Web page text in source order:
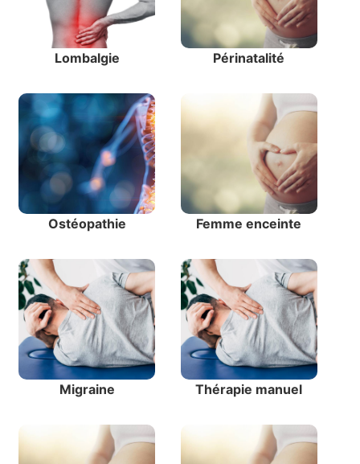
Lombalgie Périnatalité
Ostéopathie Femme enceinte
Migraine Thérapie manuel